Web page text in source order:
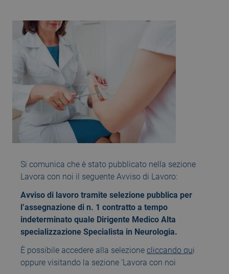
Si comunica che è stato pubblicato nella sezione
Lavora con noi il seguente Avviso di Lavoro:
Avviso di lavoro tramite selezione pubblica per
l’assegnazione di n. 1 contratto a tempo
indeterminato quale Dirigente Medico Alta
specializzazione Specialista in Neurologia.
È possibile accedere alla selezione cliccando qui
oppure visitando la sezione ‘Lavora con noi